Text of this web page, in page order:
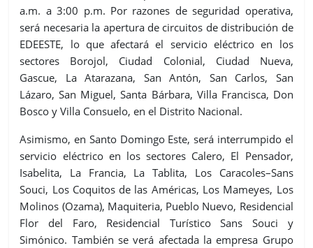
a.m. a 3:00 p.m. Por razones de seguridad operativa,
será necesaria la apertura de circuitos de distribución de
EDEESTE, lo que afectará el servicio eléctrico en los
sectores Borojol, Ciudad Colonial, Ciudad Nueva,
Gascue, La Atarazana, San Antón, San Carlos, San
Lázaro, San Miguel, Santa Bárbara, Villa Francisca, Don
Bosco y Villa Consuelo, en el Distrito Nacional.
Asimismo, en Santo Domingo Este, será interrumpido el
servicio eléctrico en los sectores Calero, El Pensador,
Isabelita, La Francia, La Tablita, Los Caracoles–Sans
Souci, Los Coquitos de las Américas, Los Mameyes, Los
Molinos (Ozama), Maquiteria, Pueblo Nuevo, Residencial
Flor del Faro, Residencial Turístico Sans Souci y
Simónico. También se verá afectada la empresa Grupo